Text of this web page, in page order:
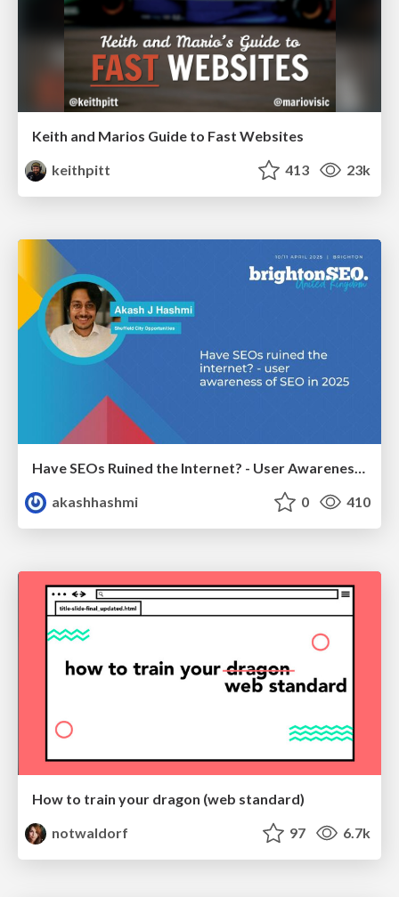
Keith and Marios Guide to Fast Websites
keithpitt
413 23k
Have SEOs Ruined the Internet? - User Awareness of SEO in 2025
akashhashmi
0 410
How to train your dragon (web standard)
notwaldorf
97 6.7k